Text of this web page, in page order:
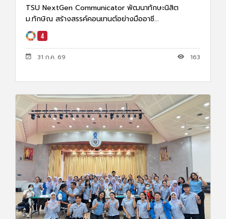
TSU NextGen Communicator พัฒนาทักษะนิสิต
ม.ทักษิณ สร้างสรรค์คอนเทนต์อย่างมืออาชี...
31 ก.ค. 69 163